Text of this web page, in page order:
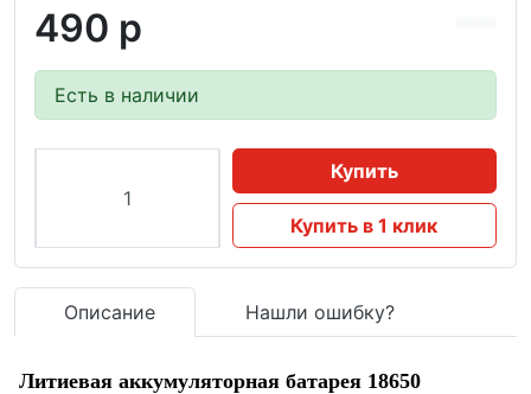
490 р
Есть в наличии
Купить
Купить в 1 клик
Описание Нашли ошибку?
Литиевая аккумуляторная батарея 18650